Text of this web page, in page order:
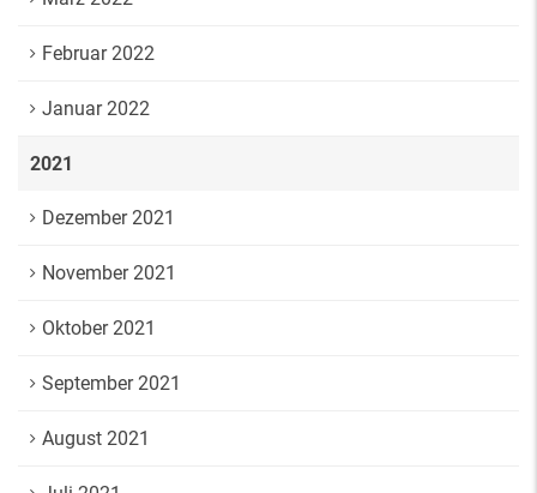
Februar 2022
Januar 2022
2021
Dezember 2021
November 2021
Oktober 2021
September 2021
August 2021